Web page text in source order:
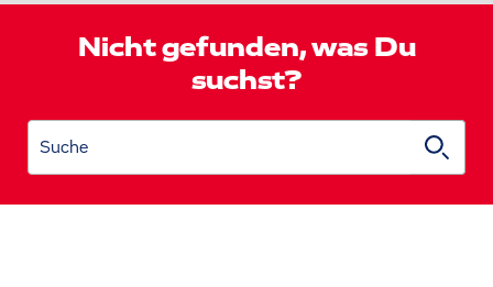
Nicht gefunden, was Du
suchst?
Suche